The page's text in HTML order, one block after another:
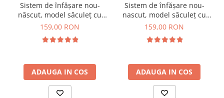
Sistem de înfășare nou-
născut, model săculeț cu
aripi de susținere a
minty blue
159,00 RON
ADAUGA IN COS
Sistem de înfășare nou-
nascut, model săculeț cu
aripi de susținere a
Rosa
159,00 RON
ADAUGA IN COS